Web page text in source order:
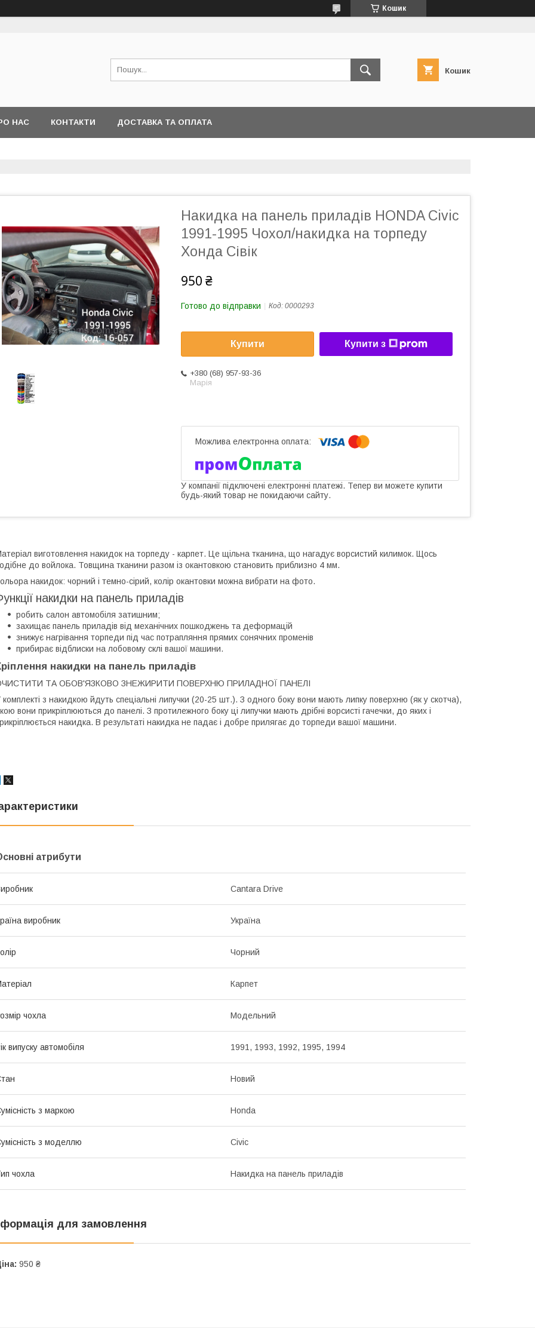
Кошик
Кошик
НАС КОНТАКТИ ДОСТАВКА ТА ОПЛАТА
Накидка на панель приладів HONDA Civic
1991-1995 Чохол/накидка на торпеду
Хонда Сівік
950 ₴
Готово до відправки Код: 0000293
Купити Купити з
+380 (68) 957-93-36
Марія
У компанії підключені електронні платежі. Тепер ви можете купити
будь-який товар не покидаючи сайту.
виготовлення накидок на торпеду - карпет. Це щільна тканина, що нагадує ворсистий килимок. Щось
до войлока. Товщина тканини разом із окантовкою становить приблизно 4 мм.
накидок: чорний і темно-сірий, колір окантовки можна вибрати на фото.
накидки на панель приладів
робить салон автомобіля затишним;
захищає панель приладів від механічних пошкоджень та деформацій
знижує нагрівання торпеди під час потрапляння прямих сонячних променів
прибирає відблиски на лобовому склі вашої машини.
накидки на панель приладів
ТА ОБОВ'ЯЗКОВО ЗНЕЖИРИТИ ПОВЕРХНЮ ПРИЛАДНОЇ ПАНЕЛІ
комплекті з накидкою йдуть спеціальні липучки (20-25 шт.). З одного боку вони мають липку поверхню (як у скотча),
вони прикріплюються до панелі. З протилежного боку ці липучки мають дрібні ворсисті гачечки, до яких і
накидка. В результаті накидка не падає і добре прилягає до торпеди вашої машини.
атрибути
Cantara Drive
виробник Україна
Чорний
Карпет
чохла Модельний
випуску автомобіля 1991, 1993, 1992, 1995, 1994
Новий
з маркою Honda
з моделлю Civic
чохла Накидка на панель приладів
для замовлення
950 ₴